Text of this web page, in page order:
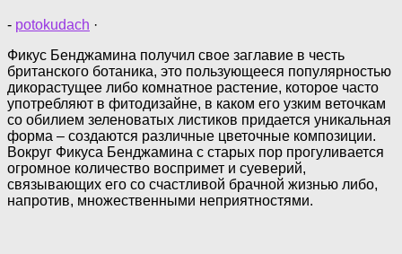
- potokudach ·
Фикус Бенджамина получил свое заглавие в честь
британского ботаника, это пользующееся популярностью
дикорастущее либо комнатное растение, которое часто
употребляют в фитодизайне, в каком его узким веточкам
со обилием зеленоватых листиков придается уникальная
форма – создаются различные цветочные композиции.
Вокруг Фикуса Бенджамина с старых пор прогуливается
огромное количество воспримет и суеверий,
связывающих его со счастливой брачной жизнью либо,
напротив, множественными неприятностями.